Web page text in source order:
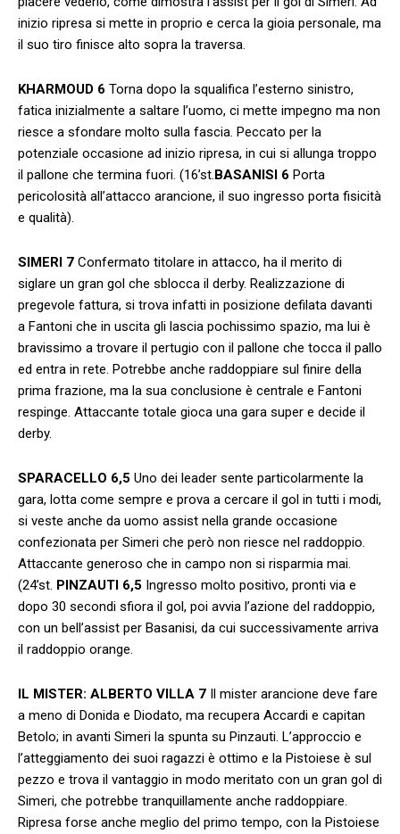
inizio ripresa si mette in proprio e cerca la gioia personale, ma
il suo tiro finisce alto sopra la traversa.
KHARMOUD 6 Torna dopo la squalifica l’esterno sinistro,
fatica inizialmente a saltare l’uomo, ci mette impegno ma non
riesce a sfondare molto sulla fascia. Peccato per la
potenziale occasione ad inizio ripresa, in cui si allunga troppo
il pallone che termina fuori. (16’st.BASANISI 6 Porta
pericolosità all’attacco arancione, il suo ingresso porta fisicità
e qualità).
SIMERI 7 Confermato titolare in attacco, ha il merito di
siglare un gran gol che sblocca il derby. Realizzazione di
pregevole fattura, si trova infatti in posizione defilata davanti
a Fantoni che in uscita gli lascia pochissimo spazio, ma lui è
bravissimo a trovare il pertugio con il pallone che tocca il pallo
ed entra in rete. Potrebbe anche raddoppiare sul finire della
prima frazione, ma la sua conclusione è centrale e Fantoni
respinge. Attaccante totale gioca una gara super e decide il
derby.
SPARACELLO 6,5 Uno dei leader sente particolarmente la
gara, lotta come sempre e prova a cercare il gol in tutti i modi,
si veste anche da uomo assist nella grande occasione
confezionata per Simeri che però non riesce nel raddoppio.
Attaccante generoso che in campo non si risparmia mai.
(24’st. PINZAUTI 6,5 Ingresso molto positivo, pronti via e
dopo 30 secondi sfiora il gol, poi avvia l’azione del raddoppio,
con un bell’assist per Basanisi, da cui successivamente arriva
il raddoppio orange.
IL MISTER: ALBERTO VILLA 7 Il mister arancione deve fare
a meno di Donida e Diodato, ma recupera Accardi e capitan
Betolo; in avanti Simeri la spunta su Pinzauti. L’approccio e
l’atteggiamento dei suoi ragazzi è ottimo e la Pistoiese è sul
pezzo e trova il vantaggio in modo meritato con un gran gol di
Simeri, che potrebbe tranquillamente anche raddoppiare.
Ripresa forse anche meglio del primo tempo, con la Pistoiese